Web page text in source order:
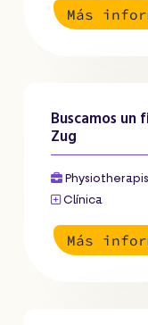
Más
Buscamos un
Zug
Clínica
Más